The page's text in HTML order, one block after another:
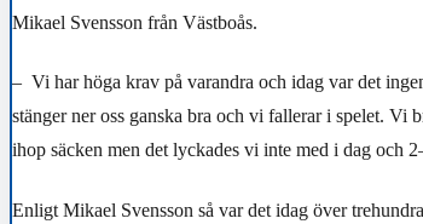
Mikael Svensson från Västboås.
– Vi har höga krav på varandra och idag var det
stänger ner oss ganska bra och vi fallerar i spelet. Vi
ihop säcken men det lyckades vi inte med i dag och
Enligt Mikael Svensson så var det idag över